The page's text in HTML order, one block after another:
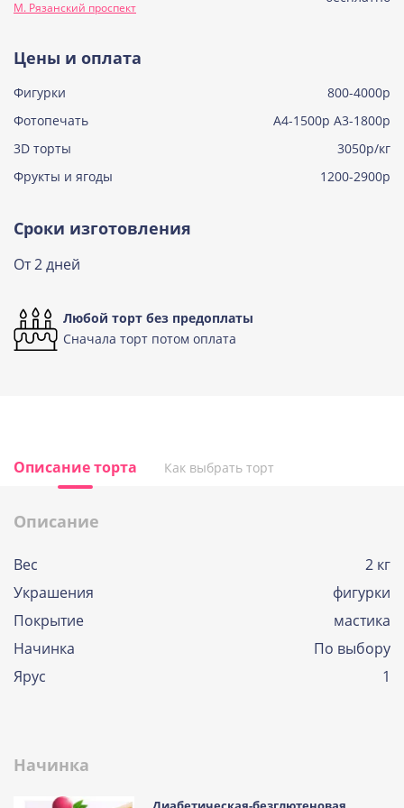
Узнать подробнее о начинке
М. Рязанский проспект
Цены и оплата
Фигурки
800-4000р
Фотопечать
А4-1500р А3-1800р
3D торты
3050р/кг
Фрукты и ягоды
1200-2900р
Сроки изготовления
От 2 дней
Любой торт без предоплаты
Сначала торт потом оплата
Описание торта Как выбрать торт
Описание
Вес
2 кг
Украшения
фигурки
Покрытие
мастика
Начинка
По выбору
Ярус
1
Начинка